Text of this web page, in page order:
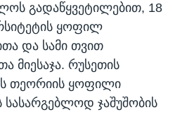
გადაწყვეტილებით, 18
ყოფილ
და სამი თვით
მიესაჯა. რუსეთის
თეორიის ყოფილი
ჯაშუშობის